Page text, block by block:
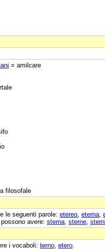
= amilcare
filosofale
le seguenti parole: etereo eterna
avere: sterna sterne sterni
i vocaboli: terno etero